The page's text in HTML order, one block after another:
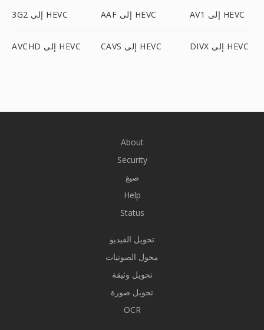
3G2 إلى HEVC AAF إلى HEVC AV1 إلى HEVC
AVCHD إلى HEVC CAVS إلى HEVC DIVX إلى HEVC
About
Security
صيغ
Help
Status
تحويل الفيديو
محول الصوتيات
تحويل وثيقة
تحويل صورة
OCR